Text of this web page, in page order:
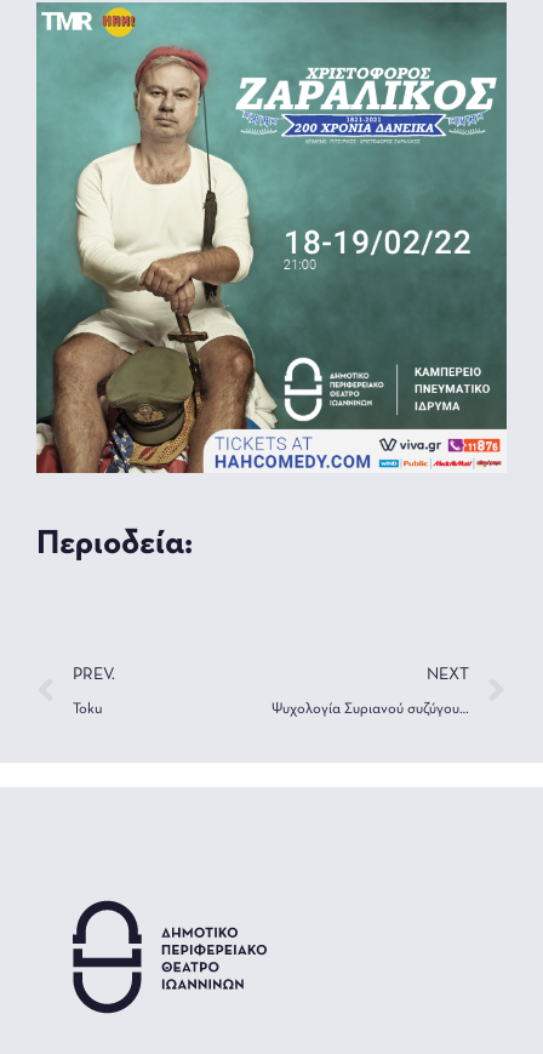
Περιοδεία:
PREV.
Toku
NEXT
Ψυχολογία Συριανού συζύγου: Χριστίνα